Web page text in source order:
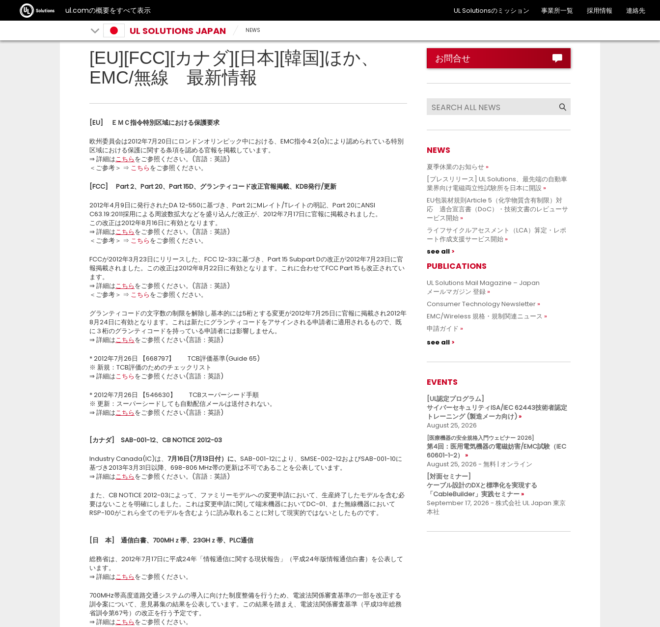
ul.comの概要をすべて表示 UL Solutionsのミッション 事業所一覧 採用情報 連絡先
UL SOLUTIONS JAPAN NEWS
[EU][FCC][カナダ][日本][韓国]ほか、
EMC/無線 最新情報
[EU]
ＥＭＣ指令特別区域における保護要求
欧州委員会は2012年7月20日にロンドンオリンピック中における、EMC指令4.2(a)により認められている特別
区域における保護に関する条項を認める官報を掲載しています。
⇒ 詳細はこちらをご参照ください。(言語：英語)
＜ご参考＞ ⇒ こちらをご参照ください。
[FCC]
Part 2、Part 20、Part 15D、グランティコード改正官報掲載、KDB発行/更新
2012年4月9日に発行されたDA 12-550に基づき、Part 2にMレイト/Tレイトの明記、Part 20にANSI
C63.19:2011採用による周波数拡大などを盛り込んだ改正が、2012年7月17日に官報に掲載されました。
この改正は2012年8月16日に有効となります。
⇒ 詳細はこちらをご参照ください。(言語：英語)
＜ご参考＞ ⇒ こちらをご参照ください。
FCCが2012年3月23日にリリースした、FCC 12-33に基づき、Part 15 Subpart Dの改正が2012年7月23日に官
報掲載されました。この改正は2012年8月22日に有効となります。これに合わせてFCC Part 15も改正されてい
ます。
⇒ 詳細はこちらをご参照ください。(言語：英語)
＜ご参考＞ ⇒ こちらをご参照ください。
グランティコードの文字数の制限を解除し基本的には5桁とする変更が2012年7月25日に官報に掲載され2012年
8月24日に有効となります。これは新たにグランティコードをアサインされる申請者に適用されるもので、既
に３桁のグランティコードを持っている申請者には影響しません。
⇒ 詳細はこちらをご参照ください(言語：英語)
* 2012年7月26日 【668797】 TCB評価基準(Guide 65)
※ 新規：TCB評価のためのチェックリスト
⇒ 詳細はこちらをご参照ください(言語：英語)
* 2012年7月26日 【546630】 TCBスーパーシード手順
※ 更新：スーパーシードしても自動配信メールは送付されない。
⇒ 詳細はこちらをご参照ください(言語：英語)
[カナダ] SAB-001-12、CB NOTICE 2012-03
Industry Canada(IC)は、 7月16日(7月13日付）に、 SAB-001-12により、SMSE-002-12およびSAB-001-10に
基づき2013年3月31日以降、698-806 MHz帯の更新は不可であることを公表しています。
⇒ 詳細はこちらをご参照ください。(言語：英語)
また、CB NOTICE 2012-03によって、ファミリーモデルへの変更申請において、生産終了したモデルを含む必
要はないことを明確にしました。これは変更申請に関して端末機器においてDC-01、また無線機器において
RSP-100がこれら全てのモデルを含むように読み取れることに対して現実的ではないとしたものです。
[日 本] 通信白書、700MHｚ帯、23GHｚ帯、PLC通信
総務省は、2012年7月17日に平成24年「情報通信に関する現状報告」（平成24年版情報通信白書）を公表して
います。
⇒ 詳細はこちらをご参照ください。
700MHz帯高度道路交通システムの導入に向けた制度整備を行うため、電波法関係審査基準の一部を改正する
訓令案について、意見募集の結果を公表しています。この結果を踏まえ、電波法関係審査基準（平成13年総務
省訓令第67号）の改正を行う予定です。
⇒ 詳細はこちらをご参照ください。
お問合せ
NEWS
夏季休業のお知らせ
[プレスリリース] UL Solutions、最先端の自動車
業界向け電磁両立性試験所を日本に開設
EU包装材規則Article 5（化学物質含有制限）対
応 適合宣言書（DoC）・技術文書のレビューサ
ービス開始
ライフサイクルアセスメント（LCA）算定・レポ
ート作成支援サービス開始
see all
PUBLICATIONS
UL Solutions Mail Magazine – Japan
メールマガジン 登録
Consumer Technology Newsletter
EMC/Wireless 規格・規制関連ニュース
申請ガイド
see all
EVENTS
[UL認定プログラム]
サイバーセキュリティISA/IEC 62443技術者認定
トレーニング (製造メーカ向け)
August 25, 2026
[医療機器の安全規格入門ウェビナー 2026]
第4回：医用電気機器の電磁妨害/EMC試験（IEC
60601-1-2）
August 25, 2026 - 無料 | オンライン
[対面セミナー]
ケーブル設計のDXと標準化を実現する
「CableBuilder」実践セミナー
September 17, 2026 - 株式会社 UL Japan 東京
本社